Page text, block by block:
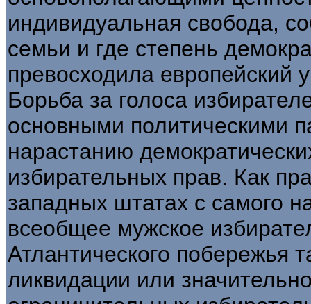
индивидуальная свобода,
семьи и где степень
превосходила европейский
Борьба за голоса
основными политическими
нарастанию
избирательных прав. Как
западных штатах с самого
всеобщее мужское
Атлантического побережья
ликвидации или